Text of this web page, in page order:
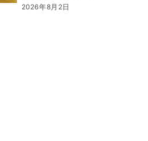
2026年8月2日